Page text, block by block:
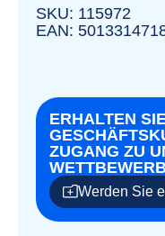
SKU: 115972
EAN:
ERHALTEN
ZUGANG ZU
Werden Sie